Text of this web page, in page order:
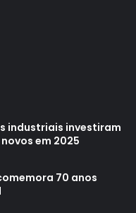
industriais investiram
em 2025
70 anos